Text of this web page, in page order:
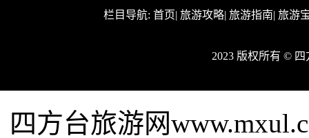
栏目导航: 首页| 旅游攻略| 旅游指南| 旅游
2023 版权所有 ©
四方台旅游网